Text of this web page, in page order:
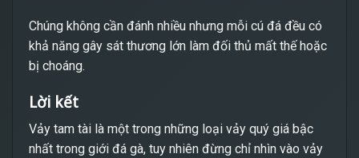
Chúng không cần đánh nhiều nhưng mỗi cú đá đều có
khả năng gây sát thương lớn làm đối thủ mất thế hoặc
bị choáng.
Lời kết
Vảy tam tài là một trong những loại vảy quý giá bậc
nhất trong giới đá gà, tuy nhiên đừng chỉ nhìn vào vảy